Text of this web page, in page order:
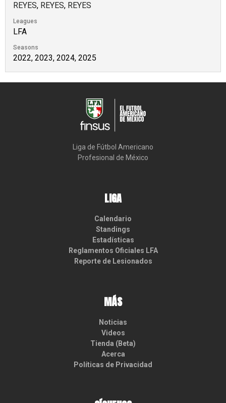
REYES, REYES, REYES
Leagues
LFA
Seasons
2022, 2023, 2024, 2025
Liga de Fútbol Americano
Profesional de México
LIGA
Calendario
Standings
Estadísticas
Reglamentos Oficiales LFA
Reporte de Lesionados
MÁS
Noticias
Videos
Tienda (Beta)
Acerca
Políticas de Privacidad